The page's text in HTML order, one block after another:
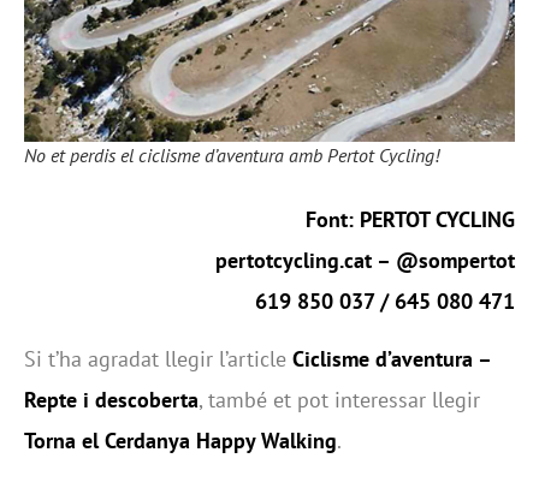
No et perdis el ciclisme d’aventura amb Pertot Cycling!
Font: PERTOT CYCLING
pertotcycling.cat – @sompertot
619 850 037 / 645 080 471
Si t’ha agradat llegir l’article Ciclisme d’aventura –
Repte i descoberta, també et pot interessar llegir
Torna el Cerdanya Happy Walking.